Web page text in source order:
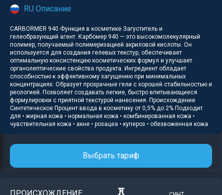
RU Описание
CARBORMER 940 Функция в косметике Загуститель и
гелеобразующий агент. Карбомер 940 — это высокомолекулярный
полимер, получаемый полимеризацией акриловой кислоты. Он
используется для создания гелевых текстур, обеспечивает
оптимальную консистенцию косметических формул и улучшает
органолептические свойства продукта. Ингредиент обладает
способностью к эффективному загущению при минимальных
концентрациях. Образует прозрачные гели с хорошей стабильностью и
реологией. Позволяет создавать легкие, быстро впитывающиеся
формулировки с приятной текстурой нанесения. Происхождение
Синтетическое Процент ввода в косметику от 0,5% до 2% Подходит
для • жирная кожа • нормальная кожа • комбинированная кожа •
чувствительная кожа • акне • розацеа • купероз • обезвоженная кожа
Выбрать тариф